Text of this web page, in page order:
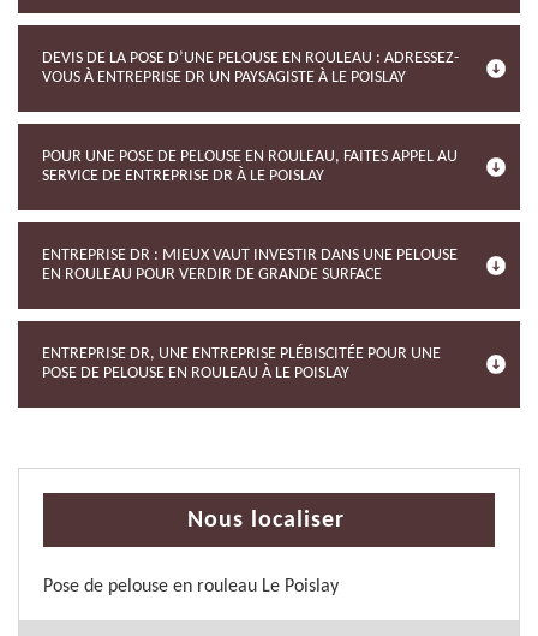
DEVIS DE LA POSE D’UNE PELOUSE EN ROULEAU : ADRESSEZ-
VOUS À ENTREPRISE DR UN PAYSAGISTE À LE POISLAY
POUR UNE POSE DE PELOUSE EN ROULEAU, FAITES APPEL AU
SERVICE DE ENTREPRISE DR À LE POISLAY
ENTREPRISE DR : MIEUX VAUT INVESTIR DANS UNE PELOUSE
EN ROULEAU POUR VERDIR DE GRANDE SURFACE
ENTREPRISE DR, UNE ENTREPRISE PLÉBISCITÉE POUR UNE
POSE DE PELOUSE EN ROULEAU À LE POISLAY
Nous localiser
Pose de pelouse en rouleau Le Poislay